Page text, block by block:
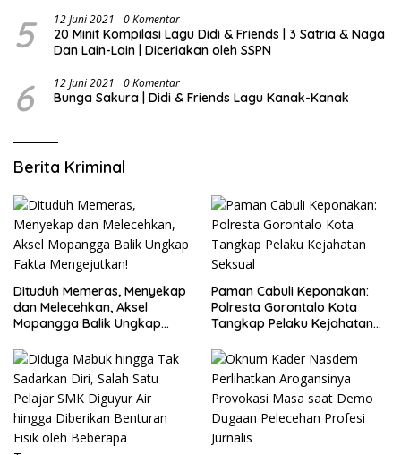
5 12 Juni 2021 0 Komentar
20 Minit Kompilasi Lagu Didi & Friends | 3 Satria & Naga
Dan Lain-Lain | Diceriakan oleh SSPN
6 12 Juni 2021 0 Komentar
Bunga Sakura | Didi & Friends Lagu Kanak-Kanak
Berita Kriminal
Dituduh Memeras, Menyekap
dan Melecehkan, Aksel
Mopangga Balik Ungkap
Paman Cabuli Keponakan:
Polresta Gorontalo Kota
Tangkap Pelaku Kejahatan